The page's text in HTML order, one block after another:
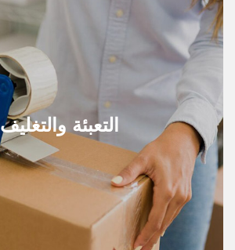
التعبئة والتغليف